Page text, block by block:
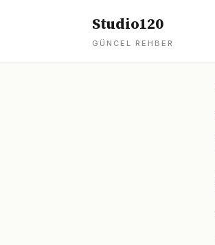
Studio120
GÜNCEL REHBER